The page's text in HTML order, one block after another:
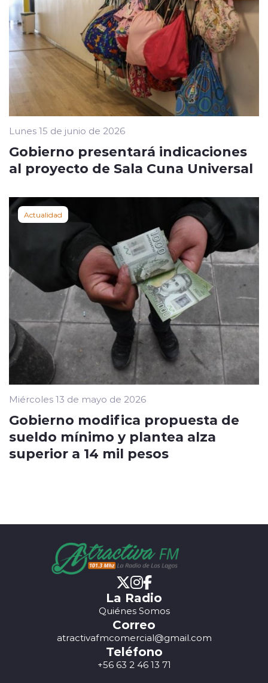
Lunes 15 de junio de 2026
Gobierno presentará indicaciones
al proyecto de Sala Cuna Universal
Actualidad
Miércoles 13 de mayo de 2026
Gobierno modifica propuesta de
sueldo mínimo y plantea alza
superior a 14 mil pesos
La Radio
Quiénes Somos
Correo
atractivafmcomercial@gmail.com
Teléfono
+56 63 2 46 13 71